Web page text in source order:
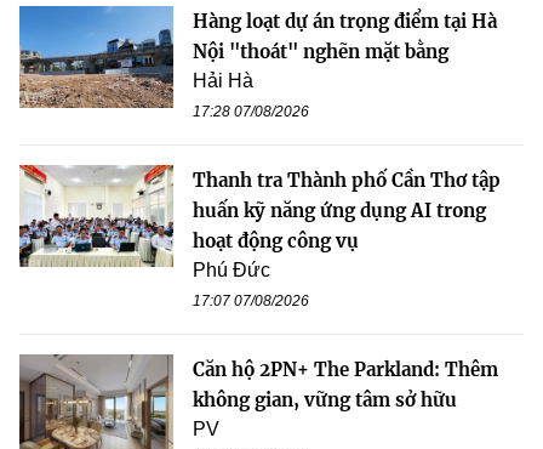
Hàng loạt dự án trọng điểm tại Hà
Nội "thoát" nghẽn mặt bằng
Hải Hà
17:28 07/08/2026
Thanh tra Thành phố Cần Thơ tập
huấn kỹ năng ứng dụng AI trong
hoạt động công vụ
Phú Đức
17:07 07/08/2026
Căn hộ 2PN+ The Parkland: Thêm
không gian, vững tâm sở hữu
PV